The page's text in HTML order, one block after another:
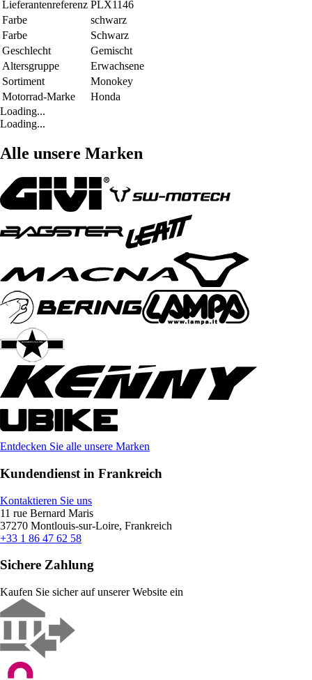
Lieferantenreferenz PLX1146
Farbe
schwarz
Farbe
Schwarz
Geschlecht
Gemischt
Altersgruppe
Erwachsene
Sortiment
Monokey
Motorrad-Marke
Honda
Loading...
Loading...
Alle unsere Marken
Entdecken Sie alle unsere Marken
Kundendienst in Frankreich
Kontaktieren Sie uns
11 rue Bernard Maris
37270 Montlouis-sur-Loire, Frankreich
+33 1 86 47 62 58
Sichere Zahlung
Kaufen Sie sicher auf unserer Website ein